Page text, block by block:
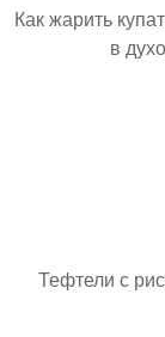
Как жарить
в
Тефтели с